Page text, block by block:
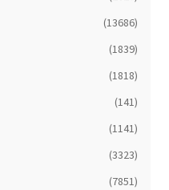
(13686)
(1839)
(1818)
(141)
(1141)
(3323)
(7851)